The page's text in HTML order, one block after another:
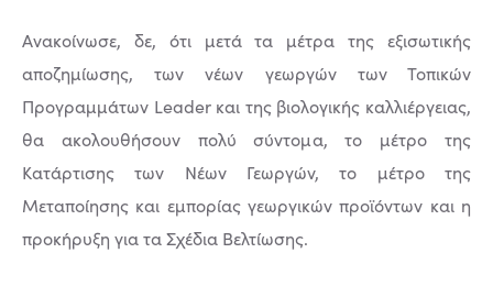
Ανακοίνωσε, δε, ότι μετά τα μέτρα της εξισωτικής
αποζημίωσης, των νέων γεωργών των Τοπικών
Προγραμμάτων Leader και της βιολογικής καλλιέργειας,
θα ακολουθήσουν πολύ σύντομα, το μέτρο της
Κατάρτισης των Νέων Γεωργών, το μέτρο της
Μεταποίησης και εμπορίας γεωργικών προϊόντων και η
προκήρυξη για τα Σχέδια Βελτίωσης.